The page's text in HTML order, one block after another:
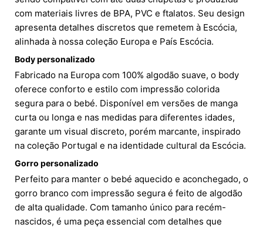
com materiais livres de BPA, PVC e ftalatos. Seu design
apresenta detalhes discretos que remetem à Escócia,
alinhada à nossa coleção Europa e País Escócia.
Body personalizado
Fabricado na Europa com 100% algodão suave, o body
oferece conforto e estilo com impressão colorida
segura para o bebé. Disponível em versões de manga
curta ou longa e nas medidas para diferentes idades,
garante um visual discreto, porém marcante, inspirado
na coleção Portugal e na identidade cultural da Escócia.
Gorro personalizado
Perfeito para manter o bebé aquecido e aconchegado, o
gorro branco com impressão segura é feito de algodão
de alta qualidade. Com tamanho único para recém-
nascidos, é uma peça essencial com detalhes que